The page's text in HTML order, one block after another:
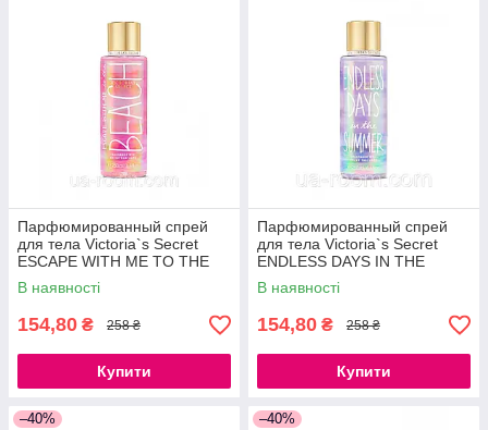
Парфюмированный спрей
для тела Victoria`s Secret
ESCAPE WITH ME TO THE
BEACH, 250 мл.
В наявності
154,80 ₴ 258 ₴
Купити
Парфюмированный спрей
для тела Victoria`s Secret
ENDLESS DAYS IN THE
SUMMER, 250 мл.
В наявності
154,80 ₴ 258 ₴
Купити
–40% –40%